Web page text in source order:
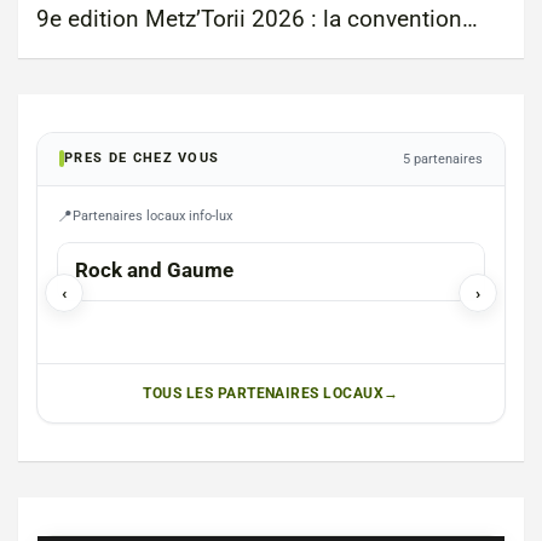
9e edition Metz’Torii 2026 : la convention…
PRES DE CHEZ VOUS 5 partenaires
Partenaires locaux info-lux
‹ ›
GAUME
Rock and Gaume
TOUS LES PARTENAIRES LOCAUX